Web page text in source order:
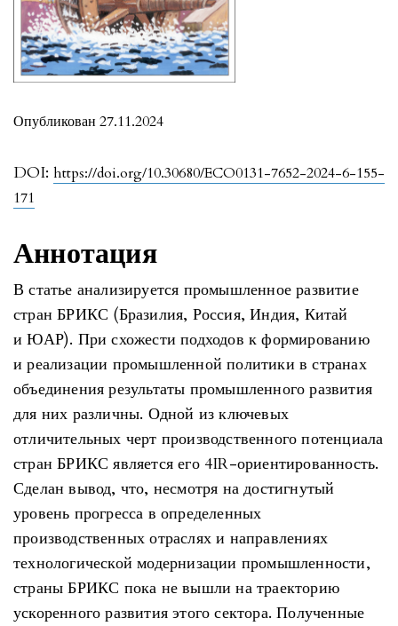
DOI: https://doi.org/10.30680/ECO0131-7652-2024-6-155-
171
Опубликован 27.11.2024
Аннотация
В статье анализируется промышленное развитие
стран БРИКС (Бразилия, Россия, Индия, Китай
и ЮАР). При схожести подходов к формированию
и реализации промышленной политики в странах
объединения результаты промышленного развития
для них различны. Одной из ключевых
отличительных черт производственного потенциала
стран БРИКС является его 4IR-ориентированность.
Сделан вывод, что, несмотря на достигнутый
уровень прогресса в определенных
производственных отраслях и направлениях
технологической модернизации промышленности,
страны БРИКС пока не вышли на траекторию
ускоренного развития этого сектора. Полученные